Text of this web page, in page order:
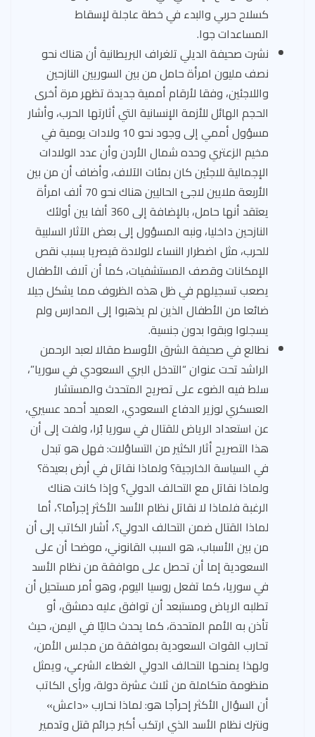
كسلاح حربي والبدء في خطة عاجلة لإسقاط
المساعدات جوا.
نشرت صحيفة الديلي تلغراف البريطانية أن هناك نحو
نصف مليون امرأة حامل من بين السوريين النازحين
واللاجئين، وفقا لأرقام أممية جديدة تظهر مرة أخرى
الحجم الهائل للأزمة الإنسانية التي أثارتها الحرب، وأشار
مسؤول أممي إلى وجود نحو 10 ولادات يومية في
مخيم الزعتري وحده شمال الأردن وأن عدد الولادات
الإجمالية للاجئين كان بمئات الآلاف، وأضاف أن من بين
الأربعة ملايين لاجئ الحاليين هناك نحو 70 ألف امرأة
يعتقد أنها حامل، بالإضافة إلى 360 ألفا بين أولئك
النازحين داخليا، ونبه المسؤول إلى بعض الآثار السلبية
للحرب، مثل اضطرار النساء للولادة قيصريا بسبب نقص
الإمكانات وقصف المستشفيات، كما أن آلاف الأطفال
يصعب تسجيلهم في ظل هذه الظروف مما يشكل جيلا
ضائعا من الأطفال الذين لم يذهبوا إلى المدارس ولم
يسجلوا وبقوا بدون جنسية.
نطالع في صحيفة الشرق الأوسط مقالا لعبد الرحمن
الراشد تحت عنوان “التدخل البري السعودي في سوريا”،
سلط فيه الضوء على تصريح المتحدث والمستشار
العسكري لوزير الدفاع السعودي، العميد أحمد عسيري،
عن استعداد الرياض للقتال في سوريا بًرا، ولفت إلى أن
هذا التصريح أثار الكثير من التساؤلات: فهل هو تبدل
في السياسة الخارجية؟ ولماذا نقاتل في أرض بعيدة؟
ولماذا نقاتل مع التحالف الدولي؟ وإذا كانت هناك
الرغبة فلماذا لا نقاتل نظام الأسد الأكثر إجراًما؟، أما
لماذا القتال ضمن التحالف الدولي؟، أشار الكاتب إلى أن
من بين الأسباب، هو السبب القانوني، موضحا أن على
السعودية إما أن تحصل على موافقة من نظام الأسد
في سوريا، كما تفعل روسيا اليوم، وهو أمر مستحيل أن
تطلبه الرياض ومستبعد أن توافق عليه دمشق، أو
تأذن به الأمم المتحدة، كما يحدث حاليًا في اليمن، حيث
تحارب القوات السعودية بموافقة من مجلس الأمن،
ولهذا يمنحها التحالف الدولي الغطاء الشرعي، ويمثل
منظومة متكاملة من ثلاث عشرة دولة، ورأى الكاتب
أن السؤال الأكثر إحراًجا هو: لماذا نحارب «داعش»
ونترك نظام الأسد الذي ارتكب أكبر جرائم قتل وتدمير